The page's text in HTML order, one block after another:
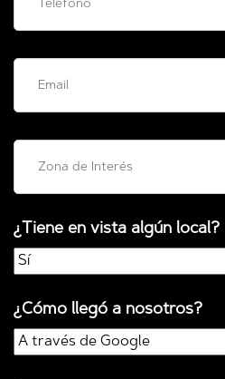
¿Tiene en vista algún local?
¿Cómo llegó a nosotros?